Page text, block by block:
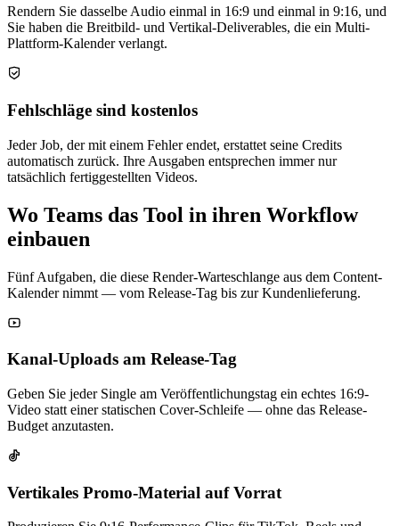
Rendern Sie dasselbe Audio einmal in 16:9 und einmal in 9:16, und
Sie haben die Breitbild- und Vertikal-Deliverables, die ein Multi-
Plattform-Kalender verlangt.
Fehlschläge sind kostenlos
Jeder Job, der mit einem Fehler endet, erstattet seine Credits
automatisch zurück. Ihre Ausgaben entsprechen immer nur
tatsächlich fertiggestellten Videos.
Wo Teams das Tool in ihren Workflow
einbauen
Fünf Aufgaben, die diese Render-Warteschlange aus dem Content-
Kalender nimmt — vom Release-Tag bis zur Kundenlieferung.
Kanal-Uploads am Release-Tag
Geben Sie jeder Single am Veröffentlichungstag ein echtes 16:9-
Video statt einer statischen Cover-Schleife — ohne das Release-
Budget anzutasten.
Vertikales Promo-Material auf Vorrat